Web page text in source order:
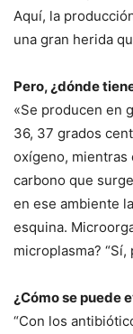
Aquí, la
una gran herida
Pero, ¿dónde
«Se producen en
36, ​​37 grados
oxígeno, mientras
carbono que
en ese ambiente
esquina.
microplasma?
¿Cómo se puede
“Con los